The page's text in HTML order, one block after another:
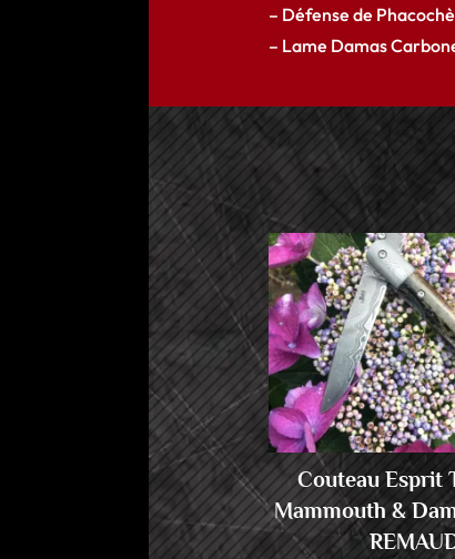
– Défense de
– Lame Damas
Couteau Esprit
Mammouth &